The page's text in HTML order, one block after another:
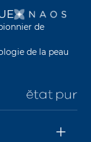
de
de la peau
ongletdans un